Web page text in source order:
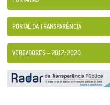
PORTAL DA TRANSPARÊNCIA
VEREADORES – 2017/2020